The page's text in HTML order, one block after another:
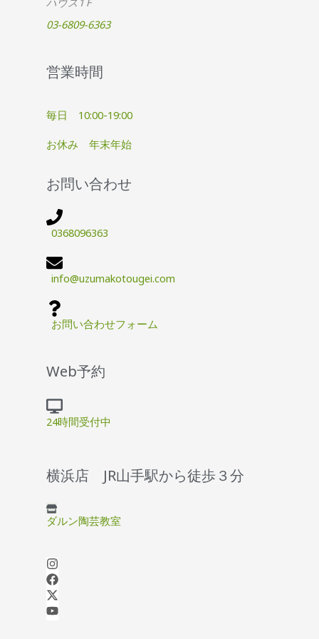
03-6809-6363
営業時間
毎日 10:00-19:00
お休み 年末年始
お問い合わせ
0368096363
info@uzumakotougei.com
お問い合わせフォーム
Web予約
24時間受付中
横浜店 JR山手駅から徒歩３分
ダルン陶芸教室